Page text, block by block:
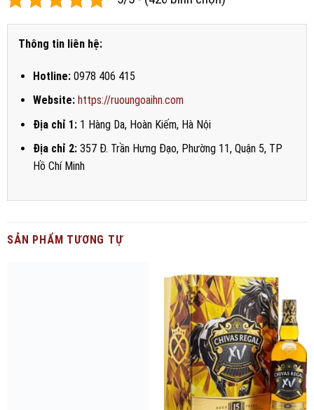
Thông tin liên hệ:
Hotline:0978 406 415
Website: https://ruoungoaihn.com
Địa chỉ 1:1 Hàng Da, Hoàn Kiếm, Hà Nội
Địa chỉ 2:357 Đ. Trần Hưng Đạo, Phường 11, Quận 5, TP
Hồ Chí Minh
SẢN PHẨM TƯƠNG TỰ